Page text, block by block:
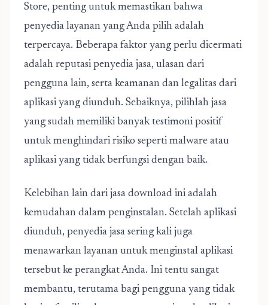
Store, penting untuk memastikan bahwa
penyedia layanan yang Anda pilih adalah
terpercaya. Beberapa faktor yang perlu dicermati
adalah reputasi penyedia jasa, ulasan dari
pengguna lain, serta keamanan dan legalitas dari
aplikasi yang diunduh. Sebaiknya, pilihlah jasa
yang sudah memiliki banyak testimoni positif
untuk menghindari risiko seperti malware atau
aplikasi yang tidak berfungsi dengan baik.
Kelebihan lain dari jasa download ini adalah
kemudahan dalam penginstalan. Setelah aplikasi
diunduh, penyedia jasa sering kali juga
menawarkan layanan untuk menginstal aplikasi
tersebut ke perangkat Anda. Ini tentu sangat
membantu, terutama bagi pengguna yang tidak